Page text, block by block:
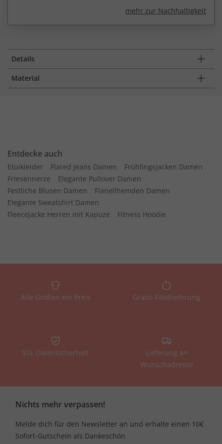
mehr zur Nachhaltigkeit
Details
Material
Entdecke auch
Etuikleider Flared Jeans Damen
Frühlingsjacken Damen
Friesennerze
Elegante Pullover Damen
Festliche Blusen Damen
Flanellhemden Damen
Elegante Sweatshirt Damen
Fleecejacke Herren mit Kapuze
Fitness Hoodie
Alle Größen ein Preis Gratis Filiallieferung
SSL Datensicherheit
Lieferung an
Wunschadresse
Nichts mehr verpassen!
Melde dich für den Newsletter an und erhalte einen 10€
Sofort-Gutschein als Dankeschön